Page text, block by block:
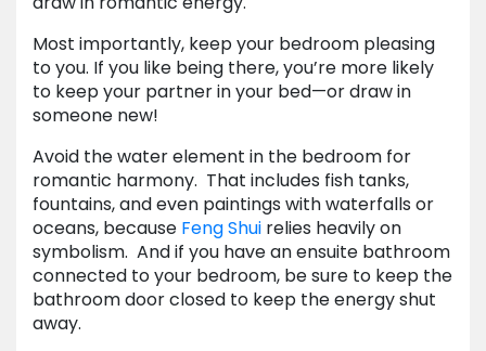
Most importantly, keep your bedroom pleasing
to you. If you like being there, you’re more likely
to keep your partner in your bed—or draw in
someone new!
Avoid the water element in the bedroom for
romantic harmony. That includes fish tanks,
fountains, and even paintings with waterfalls or
oceans, because Feng Shui relies heavily on
symbolism. And if you have an ensuite bathroom
connected to your bedroom, be sure to keep the
bathroom door closed to keep the energy shut
away.